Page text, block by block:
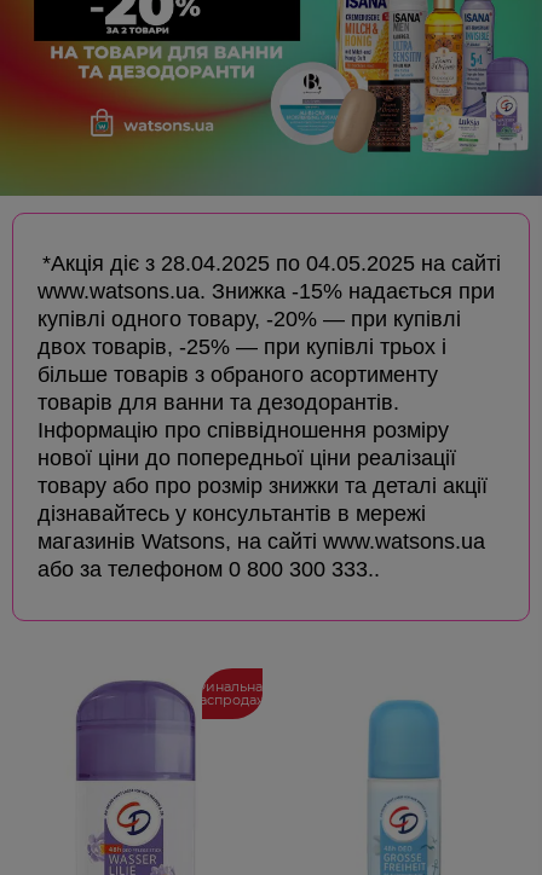
*Акція діє з 28.04.2025 по 04.05.2025 на сайті
www.watsons.ua. Знижка -15% надається при
купівлі одного товару, -20% — при купівлі
двох товарів, -25% — при купівлі трьох і
більше товарів з обраного асортименту
товарів для ванни та дезодорантів.
Інформацію про співвідношення розміру
нової ціни до попередньої ціни реалізації
товару або про розмір знижки та деталі акції
дізнавайтесь у консультантів в мережі
магазинів Watsons, на сайті www.watsons.ua
або за телефоном 0 800 300 333..
Финальная
распродажа